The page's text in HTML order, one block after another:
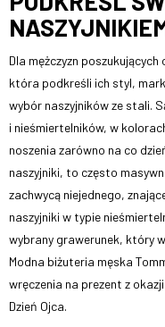
Dla mężczyzn
która podkreśli ich styl,
wybór naszyjników ze stali.
i nieśmiertelników, w
noszenia zarówno na co
naszyjniki, to często
zachwycą niejednego,
naszyjniki w typie
wybrany grawerunek, który
Modna biżuteria męska
wręczenia na prezent z
Dzień Ojca.